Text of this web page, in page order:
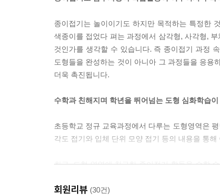
종이접기는 놀이이기도 하지만 목적하는 특정한
색종이를 접었다 펴는 과정에서 삼각형, 사각형,
것인가를 생각할 수 있습니다. 즉 종이접기 과정
도형들을 완성하는 것이 아니아 그 과정들을 응
더욱 촉진됩니다.
수학과 친해지며 학년을 뛰어넘는 도형 심화학습
초등학교 정규 교육과정에서 다루는 도형영역은
각도 접기와 입체 단위 모양 접기 등의 내용을 통
최근, 도형 영역에 친근한 종이접기 활동을 수학
있었으며, 학생들의 수업태도에도 긍정적인 변화
회원리뷰 (30건)